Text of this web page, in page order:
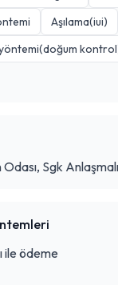
Aşılama(iui)
Sgk Anlaşmalı
ile ödeme